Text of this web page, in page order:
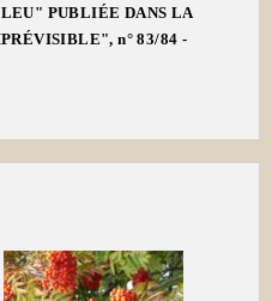
PUBLIÉE DANS LA
n° 83/84 -